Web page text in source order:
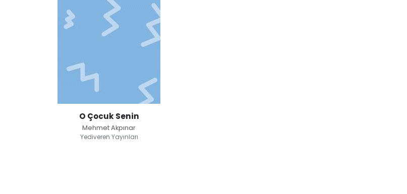
O Çocuk Senin
Mehmet Akpınar
Yediveren Yayınları